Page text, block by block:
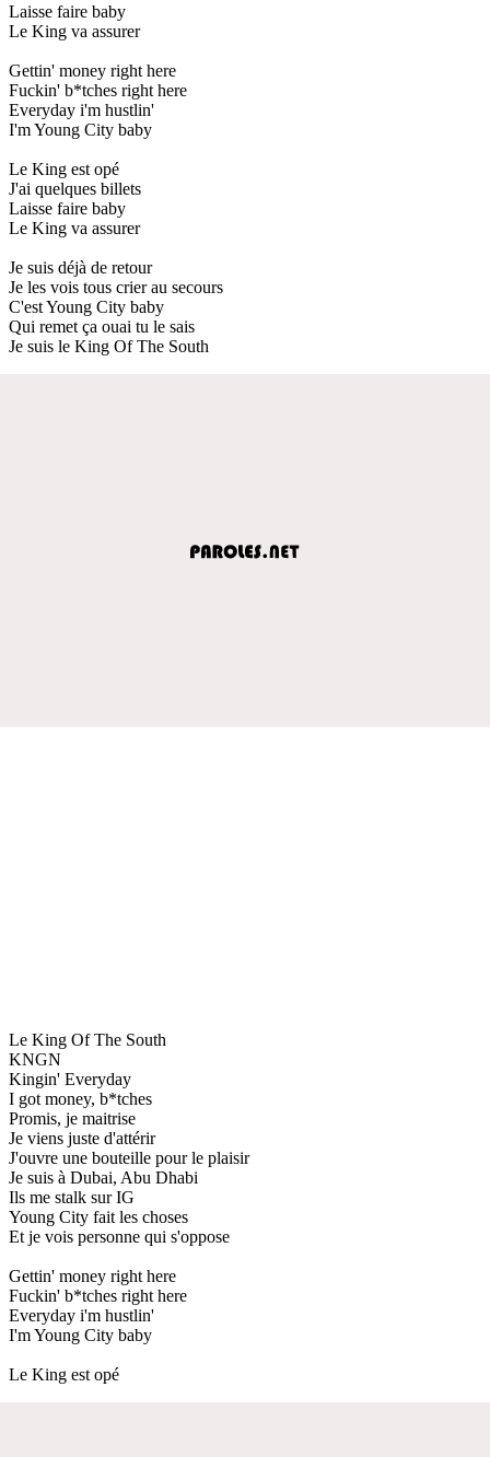
Laisse faire baby
Le King va assurer
Gettin' money right here
Fuckin' b*tches right here
Everyday i'm hustlin'
I'm Young City baby
Le King est opé
J'ai quelques billets
Laisse faire baby
Le King va assurer
Je suis déjà de retour
Je les vois tous crier au secours
C'est Young City baby
Qui remet ça ouai tu le sais
Je suis le King Of The South
Le King Of The South
KNGN
Kingin' Everyday
I got money, b*tches
Promis, je maitrise
Je viens juste d'attérir
J'ouvre une bouteille pour le plaisir
Je suis à Dubai, Abu Dhabi
Ils me stalk sur IG
Young City fait les choses
Et je vois personne qui s'oppose
Gettin' money right here
Fuckin' b*tches right here
Everyday i'm hustlin'
I'm Young City baby
Le King est opé